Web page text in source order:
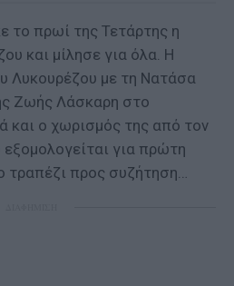
το πρωί της Τετάρτης η
και μίλησε για όλα. Η
Λυκουρέζου με τη Νατάσα
Ζωής Λάσκαρη στο
και ο χωρισμός της από τον
για πρώτη
προς συζήτηση…